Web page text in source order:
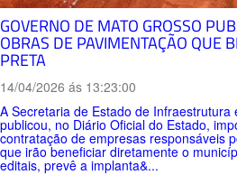
GOVERNO DE MATO GROSSO
OBRAS DE PAVIMENTAÇÃO QUE
PRETA
14/04/2026 ás 13:23:00
A Secretaria de Estado de Infraestrutura
publicou, no Diário Oficial do Estado,
contratação de empresas responsáveis
que irão beneficiar diretamente o
editais, prevê a implanta&...